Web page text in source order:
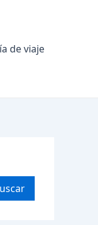
de viaje